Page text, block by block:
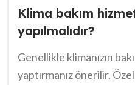
Klima bakım
yapılmalıdır?
Genellikle klimanızın
yaptırmanız önerilir.